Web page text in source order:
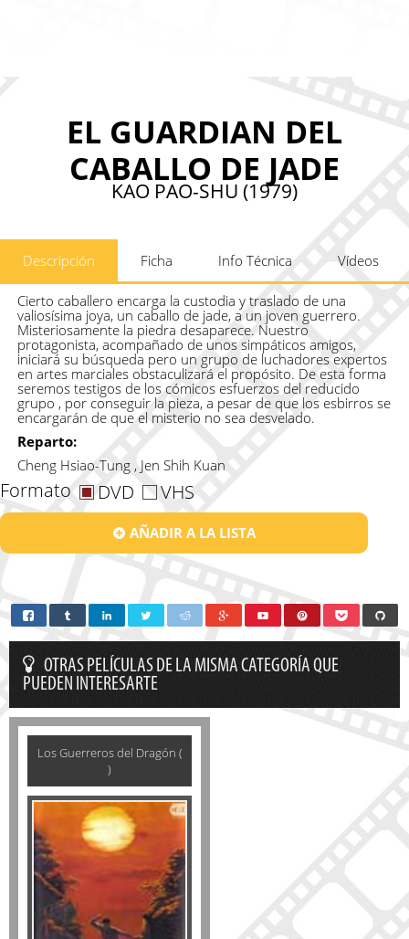
EL GUARDIAN DEL
CABALLO DE JADE
KAO PAO-SHU (1979)
Descripción Ficha Info Técnica Vídeos
Cierto caballero encarga la custodia y traslado de una
valiosísima joya, un caballo de jade, a un joven guerrero.
Misteriosamente la piedra desaparece. Nuestro
protagonista, acompañado de unos simpáticos amigos,
iniciará su búsqueda pero un grupo de luchadores expertos
en artes marciales obstaculizará el propósito. De esta forma
seremos testigos de los cómicos esfuerzos del reducido
grupo , por conseguir la pieza, a pesar de que los esbirros se
encargarán de que el misterio no sea desvelado.
Reparto:
Cheng Hsiao-Tung , Jen Shih Kuan
Formato DVD VHS
AÑADIR A LA LISTA
OTRAS PELÍCULAS DE LA MISMA CATEGORÍA QUE
PUEDEN INTERESARTE
Los Guerreros del Dragón (
)